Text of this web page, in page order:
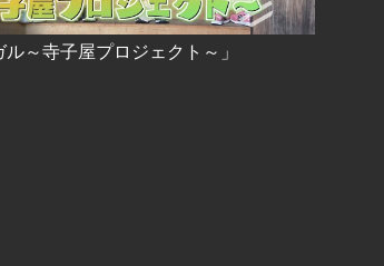
ル～寺子屋プロジェクト～」